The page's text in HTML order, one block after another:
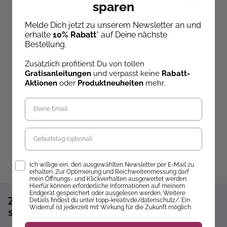
Sandra Tews ,Kathi Hund
Colorful World - Goldene
Sofort lieferbar
13,99 €
Cranberry Creek Cosy
Ab dem 10.09.26
versandbereit
12,99 €
Zum Newsletter anmelden und 10%
sparen!*
sparen
Melde Dich jetzt zu unserem Newsletter an und
erhalte 10% Rabatt* auf Deine nächste
Bestellung.
Zusätzlich profitierst Du von tollen
Gratisanleitungen und verpasst keine Rabatt-
Aktionen oder Produktneuheiten mehr.
Geburtstag
Opt-InIch willige ein, den ausgewählten Newsletter per E-Mail zu
erhalten. Zur Optimierung und Reichweitenmessung darf
mein Öffnungs- und Klickverhalten ausgewertet werden.
Hierfür können erforderliche Informationen auf meinem
Endgerät gespeichert oder ausgelesen werden. Weitere
Details findest du unter topp-kreativ.de/datenschutz/. Ein
Widerruf ist jederzeit mit Wirkung für die Zukunft möglich.